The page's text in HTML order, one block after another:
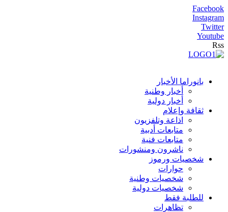
Facebook
Instagram
Twitter
Youtube
Rss
بانوراما الأخبار
أخبار وطنية
أخبار دولية
ثقافة وإعلام
اذاعة وتلفزيون
متابعات أدبية
متابعات فنية
ناشرون ومنشورات
شخصيات ورموز
حوارات
شخصيات وطنية
شخصيات دولية
للطلبة فقط
تظاهرات